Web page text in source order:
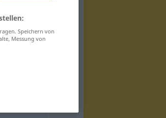
Speichern von
Messung von